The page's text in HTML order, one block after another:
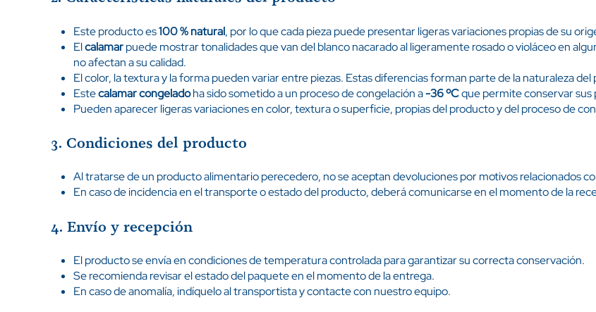
Este producto es100 % natural, por lo que cada pieza puede presentar ligeras variaciones propias de su
Elcalamarpuede mostrar tonalidades que van del blanco nacarado al ligeramente rosado o violáceo en
no afectan a su calidad.
El color, la textura y la forma pueden variar entre piezas. Estas diferencias forman parte de la naturaleza del
Estecalamar congeladoha sido sometido a un proceso de congelación a-36 ºCque permite conservar sus
Pueden aparecer ligeras variaciones en color, textura o superficie, propias del producto y del proceso de
3. Condiciones del producto
Al tratarse de un producto alimentario perecedero, no se aceptan devoluciones por motivos relacionados
En caso de incidencia en el transporte o estado del producto, deberá comunicarse en el momento de la
4. Envío y recepción
El producto se envía en condiciones de temperatura controlada para garantizar su correcta conservación.
Se recomienda revisar el estado del paquete en el momento de la entrega.
En caso de anomalía, indíquelo al transportista y contacte con nuestro equipo.